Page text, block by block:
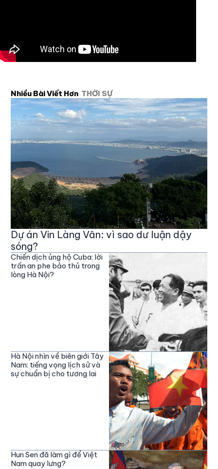
Nhiều Bài Viết Hơn THỜI SỰ
Dự án Vin Làng Vân: vì sao dư luận dậy
sóng?
Chiến dịch ủng hộ Cuba: lời
trấn an phe bảo thủ trong
lòng Hà Nội?
Hà Nội nhìn về biên giới Tây
Nam: tiếng vọng lịch sử và
sự chuẩn bị cho tương lai
Hun Sen đã làm gì để Việt
Nam quay lưng?